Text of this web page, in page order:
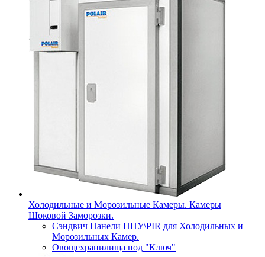
Холодильные и Морозильные Камеры. Камеры
Шоковой Заморозки.
Сэндвич Панели ППУ\PIR для Холодильных и
Морозильных Камер.
Овощехранилища под "Ключ"